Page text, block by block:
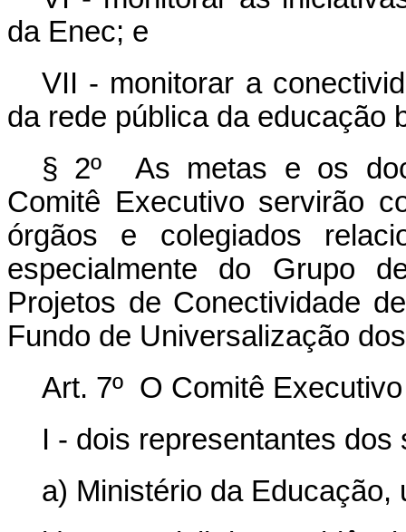
da Enec; e
VII - monitorar a
da rede pública da educação
§ 2º As metas e os
Comitê Executivo servirão
órgãos e colegiados
especialmente do Grupo
Projetos de Conectividade
Fundo de Universalização
Art. 7º O Comitê
I - dois representantes dos
a) Ministério da